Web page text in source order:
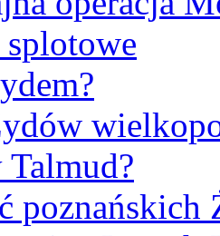
splotowe
poznańskich